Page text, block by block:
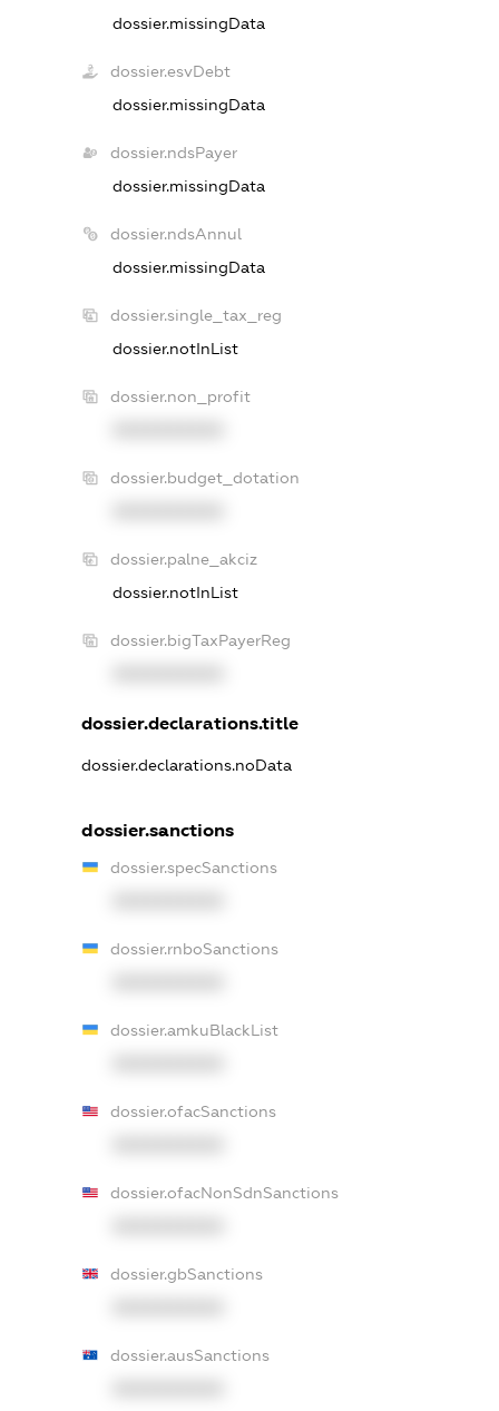
dossier.missingData
dossier.esvDebt
dossier.missingData
dossier.ndsPayer
dossier.missingData
dossier.ndsAnnul
dossier.missingData
dossier.single_tax_reg
dossier.notInList
dossier.non_profit
dossier.budget_dotation
dossier.palne_akciz
dossier.notInList
dossier.bigTaxPayerReg
dossier.declarations.title
dossier.declarations.noData
dossier.sanctions
dossier.specSanctions
dossier.rnboSanctions
dossier.amkuBlackList
dossier.ofacSanctions
dossier.ofacNonSdnSanctions
dossier.gbSanctions
dossier.ausSanctions